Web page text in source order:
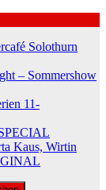
Solothurn
– Sommershow
11-
Kaus, Wirtin